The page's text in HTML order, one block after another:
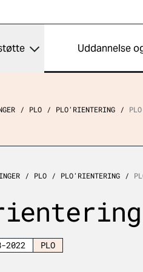
Uddannelse
PLO PLO'RIENTERING
PLO PLO'RIENTERING
2022 PLO